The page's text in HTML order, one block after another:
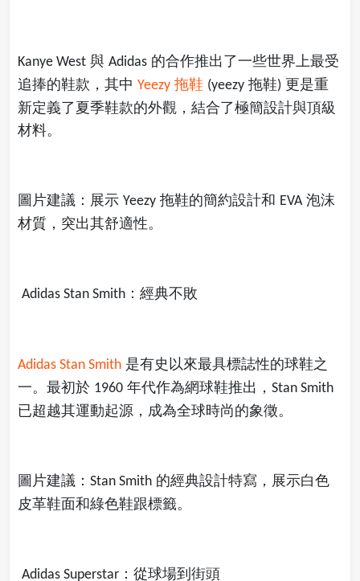
Kanye West 與 Adidas 的合作推出了一些世界上最受
追捧的鞋款，其中 Yeezy 拖鞋 (yeezy 拖鞋) 更是重
新定義了夏季鞋款的外觀，結合了極簡設計與頂級
材料。
圖片建議：展示 Yeezy 拖鞋的簡約設計和 EVA 泡沫
材質，突出其舒適性。
Adidas Stan Smith ：經典不敗
Adidas Stan Smith 是有史以來最具標誌性的球鞋之
一。最初於 1960 年代作為網球鞋推出， Stan Smith
已超越其運動起源，成為全球時尚的象徵。
圖片建議： Stan Smith 的經典設計特寫，展示白色
皮革鞋面和綠色鞋跟標籤。
Adidas Superstar ：從球場到街頭